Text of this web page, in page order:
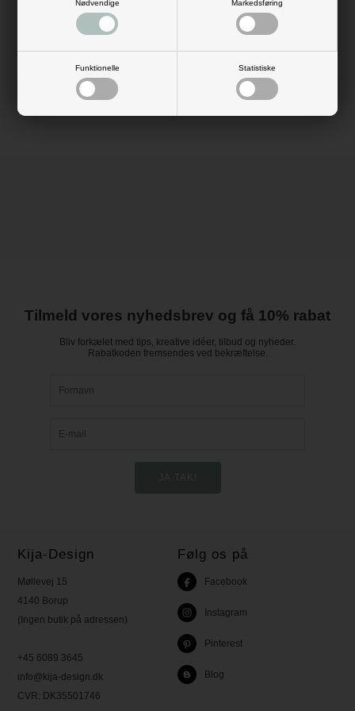
Nødvendige Markedsføring
Funktionelle Statistiske
Køb ballonbue-kittet i dag, og byg den mest fantastisk smukke ballonbue
til den store fejring.
Antal: 80 balloner, 5 honeycombs, 5 vifter, 8 kvaste, 4 meter ballonbånd,
snor, limprikker
Materiale: latex, papir
Farve: klar/transparent, hvid, guld
Tilmeld vores nyhedsbrev og få 10% rabat
Bliv forkælet med tips, kreative idéer, tilbud og nyheder.
Rabatkoden fremsendes ved bekræftelse.
Kija-Design
Møllevej 15
4140 Borup
(Ingen butik på adressen)
+45 6089 3645
info@kija-design.dk
CVR: DK35501746
Følg os på
Facebook
Instagram
Pinterest
Blog